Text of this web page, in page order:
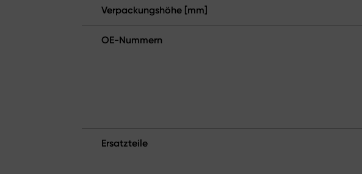
Verpackungshöhe [mm]
OE-Nummern
Ersatzteile